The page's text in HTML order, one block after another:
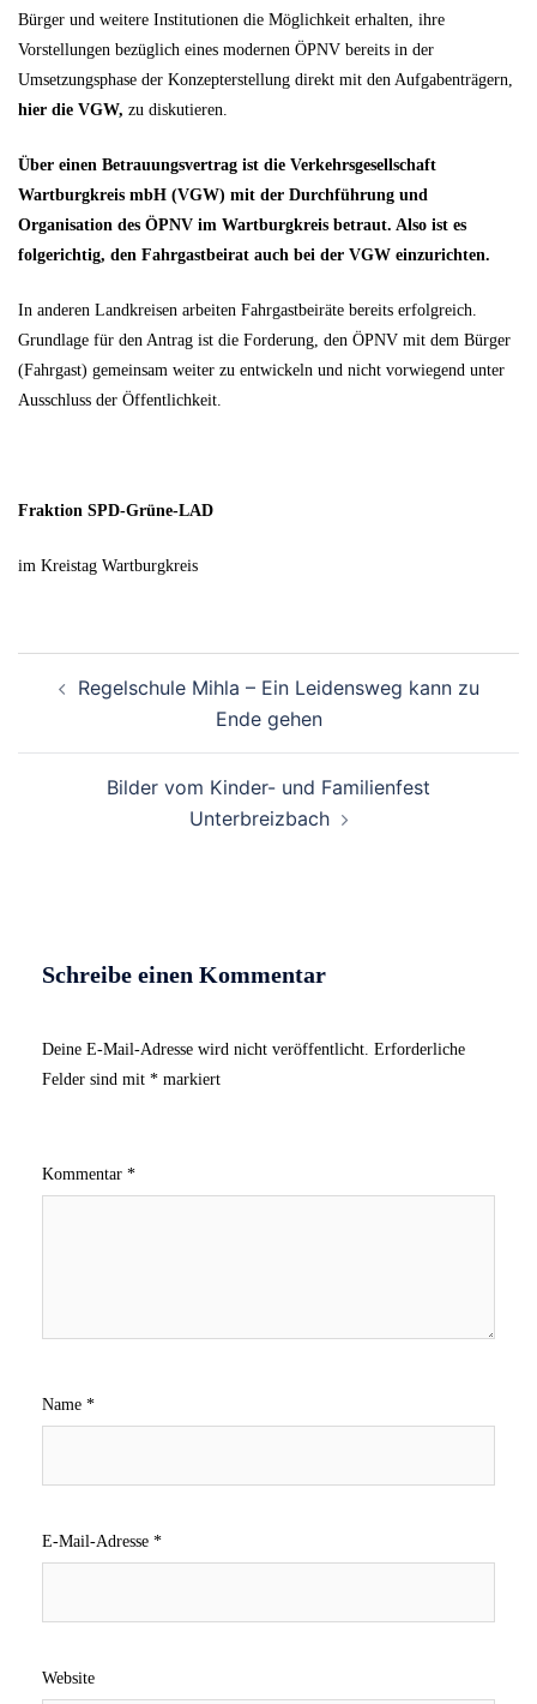
Bürger und weitere Institutionen die Möglichkeit erhalten, ihre
Vorstellungen bezüglich eines modernen ÖPNV bereits in der
Umsetzungsphase der Konzepterstellung direkt mit den Aufgabenträgern,
hier die VGW, zu diskutieren.
Über einen Betrauungsvertrag ist die Verkehrsgesellschaft
Wartburgkreis mbH (VGW) mit der Durchführung und
Organisation des ÖPNV im Wartburgkreis betraut. Also ist es
folgerichtig, den Fahrgastbeirat auch bei der VGW einzurichten.
In anderen Landkreisen arbeiten Fahrgastbeiräte bereits erfolgreich.
Grundlage für den Antrag ist die Forderung, den ÖPNV mit dem Bürger
(Fahrgast) gemeinsam weiter zu entwickeln und nicht vorwiegend unter
Ausschluss der Öffentlichkeit.
Fraktion SPD-Grüne-LAD
im Kreistag Wartburgkreis
Navigation
Regelschule Mihla – Ein Leidensweg kann zu
Ende gehen
Bilder vom Kinder- und Familienfest
Unterbreizbach
Schreibe einen Kommentar
Deine E-Mail-Adresse wird nicht veröffentlicht. Erforderliche
Felder sind mit * markiert
Kommentar *
Name *
E-Mail-Adresse *
Website